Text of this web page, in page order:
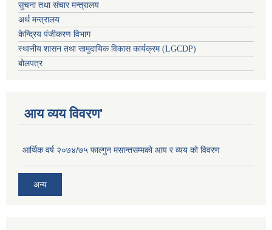
सुचना तथा संचार मन्त्रालय
अर्थ मन्त्रालय
केन्द्रिय पंजीकरण विभाग
स्थानीय शासन तथा सामुदायिक विकास कार्यक्रम (LGCDP)
बोलपत्र
आय व्यय विवरण'
आर्थिक वर्ष २०७४/७५ फाल्गुन मसान्तसम्मको आय र व्यय को विवरण
अन्य